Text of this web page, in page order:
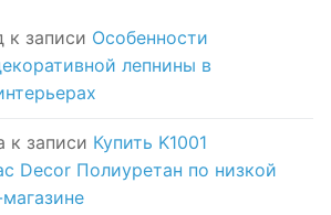
к записи Особенности
лепнины в
к записи Купить K1001
Decor Полиуретан по низкой